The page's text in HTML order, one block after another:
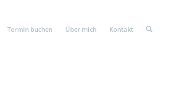
Termin buchen Über mich Kontakt